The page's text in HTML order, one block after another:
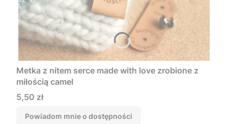
Metka z nitem serce made with love zrobione z
miłością camel
Cena
5,50 zł
Powiadom mnie o dostępności